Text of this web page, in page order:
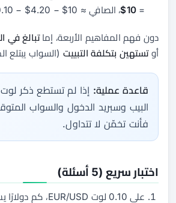
=
10$ ، الصافي ≈ 10$ − 4.20$ − 0.10$ =
دون فهم المفاهيم الأربعة، إماتبالغ في
أوتستهين بتكلفة التبييت (السواب يبتلع
قاعدة عملية: إذا لم تستطع ذكر لوت
البيب وسبريد الدخول والسواب
فأنت تخمّن لا تتداول.
اختبار سريع (5 أسئلة)
على 0.10 لوت EUR/USD، كم دولارًا يساوي 1 بيب؟ →